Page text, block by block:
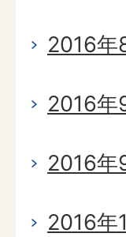
2016年
2016年
2016年
2016年